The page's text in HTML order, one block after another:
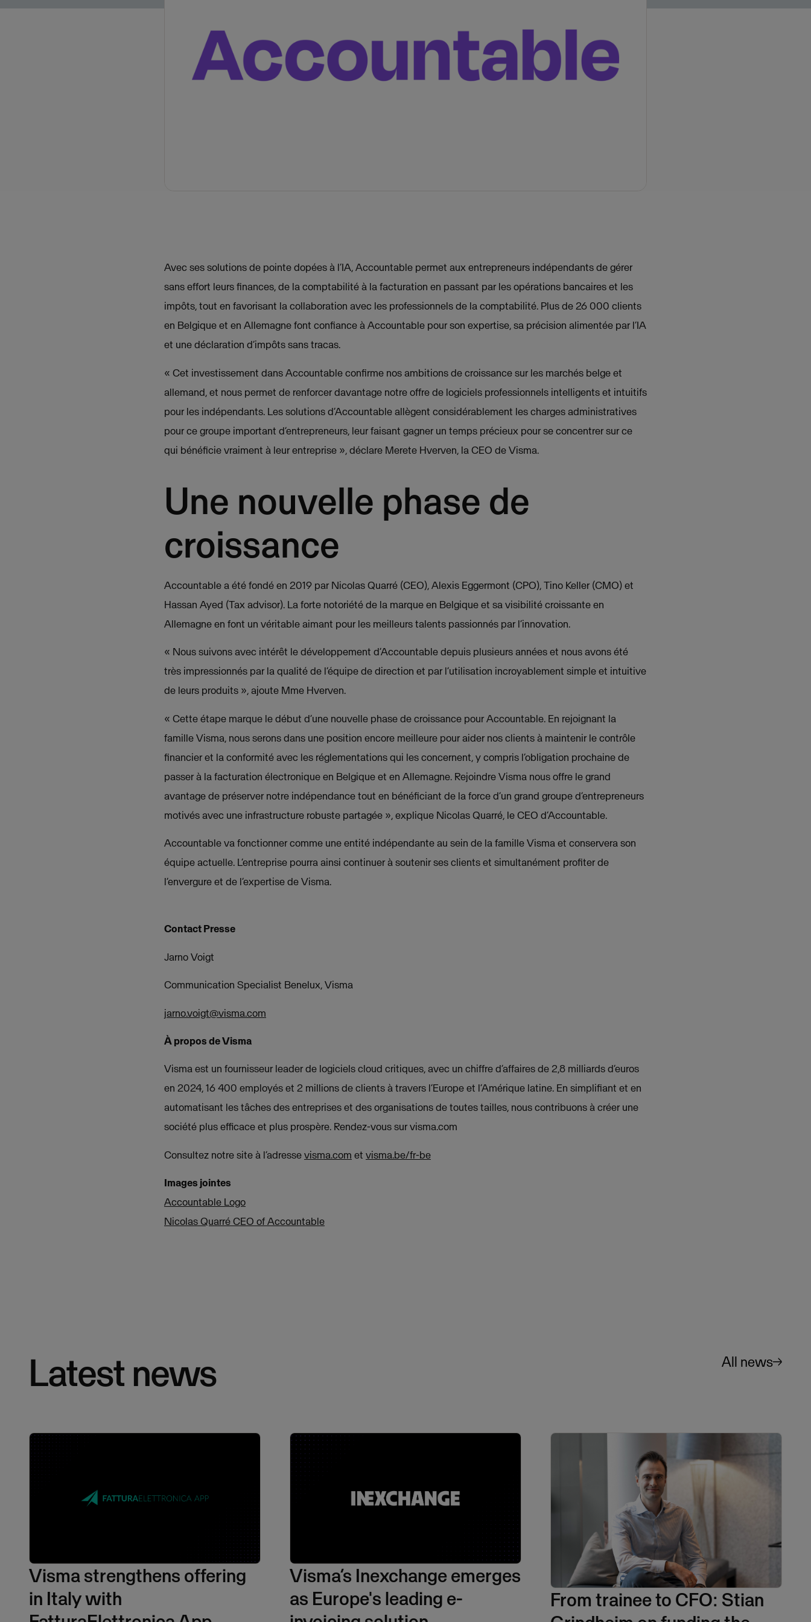
Avec ses solutions de pointe dopées à l’IA, Accountable permet aux entrepreneurs indépendants de gérer
sans effort leurs finances, de la comptabilité à la facturation en passant par les opérations bancaires et les
impôts, tout en favorisant la collaboration avec les professionnels de la comptabilité. Plus de 26 000 clients
en Belgique et en Allemagne font confiance à Accountable pour son expertise, sa précision alimentée par l’IA
et une déclaration d’impôts sans tracas.
« Cet investissement dans Accountable confirme nos ambitions de croissance sur les marchés belge et
allemand, et nous permet de renforcer davantage notre offre de logiciels professionnels intelligents et intuitifs
pour les indépendants. Les solutions d’Accountable allègent considérablement les charges administratives
pour ce groupe important d’entrepreneurs, leur faisant gagner un temps précieux pour se concentrer sur ce
qui bénéficie vraiment à leur entreprise », déclare Merete Hverven, la CEO de Visma.
Une nouvelle phase de
croissance
Accountable a été fondé en 2019 par Nicolas Quarré (CEO), Alexis Eggermont (CPO), Tino Keller (CMO) et
Hassan Ayed (Tax advisor). La forte notoriété de la marque en Belgique et sa visibilité croissante en
Allemagne en font un véritable aimant pour les meilleurs talents passionnés par l’innovation.
« Nous suivons avec intérêt le développement d’Accountable depuis plusieurs années et nous avons été
très impressionnés par la qualité de l’équipe de direction et par l’utilisation incroyablement simple et intuitive
de leurs produits », ajoute Mme Hverven.
« Cette étape marque le début d’une nouvelle phase de croissance pour Accountable. En rejoignant la
famille Visma, nous serons dans une position encore meilleure pour aider nos clients à maintenir le contrôle
financier et la conformité avec les réglementations qui les concernent, y compris l’obligation prochaine de
passer à la facturation électronique en Belgique et en Allemagne. Rejoindre Visma nous offre le grand
avantage de préserver notre indépendance tout en bénéficiant de la force d’un grand groupe d’entrepreneurs
motivés avec une infrastructure robuste partagée », explique Nicolas Quarré, le CEO d’Accountable.
Accountable va fonctionner comme une entité indépendante au sein de la famille Visma et conservera son
équipe actuelle. L’entreprise pourra ainsi continuer à soutenir ses clients et simultanément profiter de
l’envergure et de l’expertise de Visma.
Contact Presse
Jarno Voigt
Communication Specialist Benelux, Visma
jarno.voigt@visma.com
À propos de Visma
Visma est un fournisseur leader de logiciels cloud critiques, avec un chiffre d’affaires de 2,8 milliards d’euros
en 2024, 16 400 employés et 2 millions de clients à travers l’Europe et l’Amérique latine. En simplifiant et en
automatisant les tâches des entreprises et des organisations de toutes tailles, nous contribuons à créer une
société plus efficace et plus prospère. Rendez-vous sur visma.com
Consultez notre site à l’adressevisma.com et visma.be/fr-be
Images jointes
Accountable Logo
Nicolas Quarré CEO of Accountable
Latest news All news
Visma strengthens offering
in Italy with
Visma’s Inexchange emerges
as Europe's leading e-
From trainee to CFO: Stian